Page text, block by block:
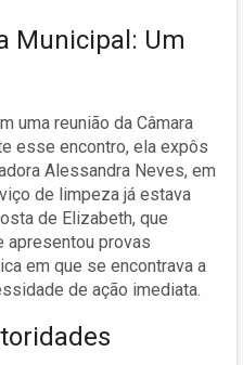
Municipal: Um
uma reunião da Câmara
esse encontro, ela expôs
Alessandra Neves, em
de limpeza já estava
de Elizabeth, que
apresentou provas
em que se encontrava a
de ação imediata.